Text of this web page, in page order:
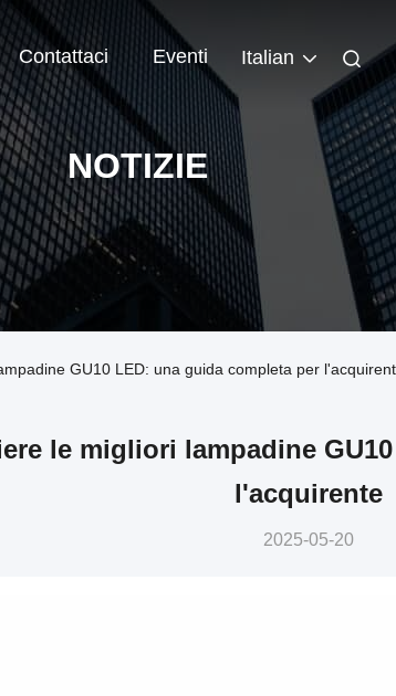
Contattaci Eventi Italian
NOTIZIE
GU10 LED: una guida completa per
le migliori lampadine
l'acquirente
2025-05-20